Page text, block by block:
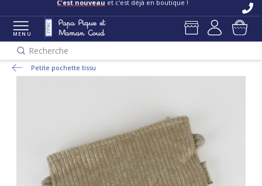
C'est nouveau et c'est déjà en boutique !
MENU
Recherche
Petite pochette tissu